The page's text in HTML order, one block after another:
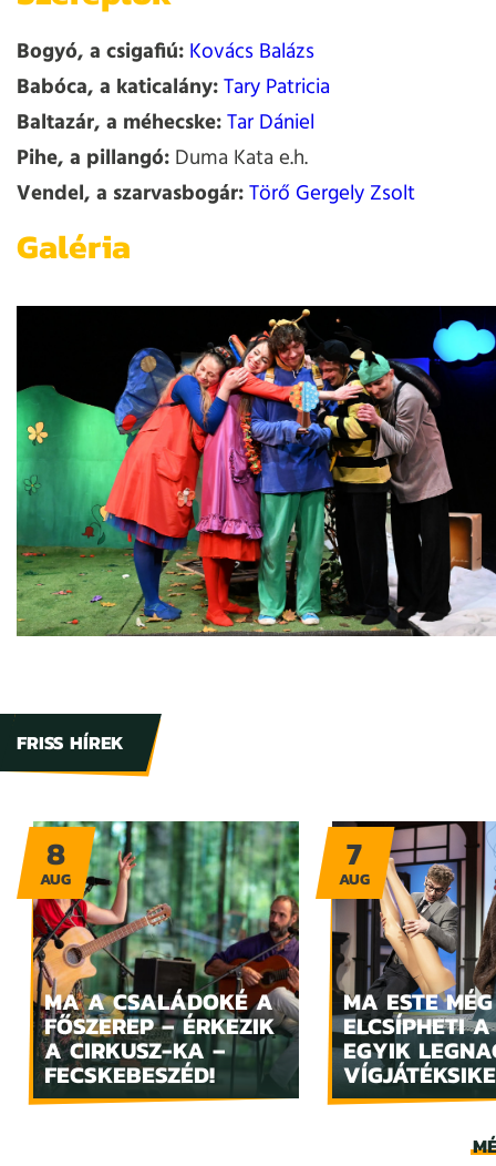
Bogyó, a csigafiú:Kovács Balázs
Babóca, a katicalány:Tary Patricia
Baltazár, a méhecske:Tar Dániel
Pihe, a pillangó:Duma Kata e.h.
Vendel, a szarvasbogár:Törő Gergely Zsolt
Galéria
FRISS HÍREK
MA A CSALÁDOKÉ A
FŐSZEREP – ÉRKEZIK
A CIRKUSZ-KA –
FECSKEBESZÉD!
8
AUG
MA ESTE MÉG
ELCSÍPHETI
EGYIK
7
AUG